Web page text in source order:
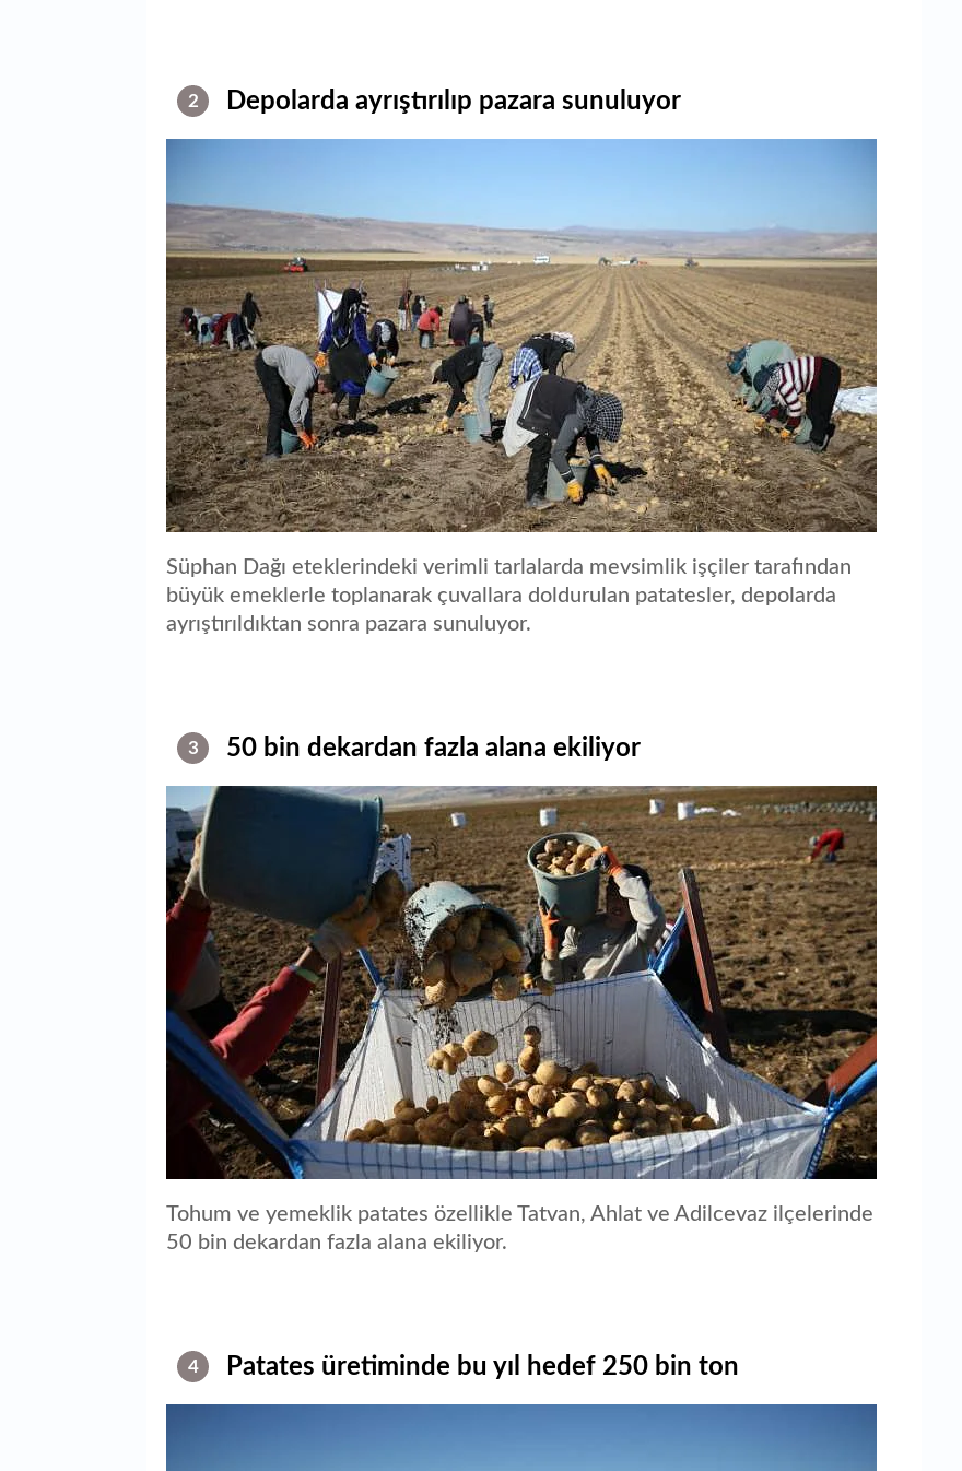
2 Depolarda ayrıştırılıp pazara sunuluyor
Süphan Dağı eteklerindeki verimli tarlalarda mevsimlik işçiler tarafından
büyük emeklerle toplanarak çuvallara doldurulan patatesler, depolarda
ayrıştırıldıktan sonra pazara sunuluyor.
3 50 bin dekardan fazla alana ekiliyor
Tohum ve yemeklik patates özellikle Tatvan, Ahlat ve Adilcevaz ilçelerinde
50 bin dekardan fazla alana ekiliyor.
4 Patates üretiminde bu yıl hedef 250 bin ton